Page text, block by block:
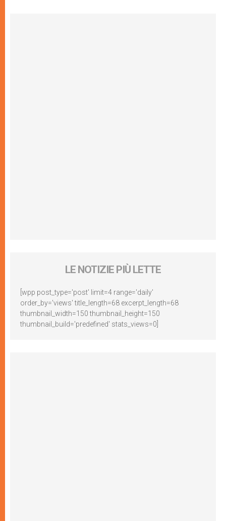
LE NOTIZIE PIÙ LETTE
[wpp post_type='post' limit=4 range='daily'
order_by='views' title_length=68 excerpt_length=68
thumbnail_width=150 thumbnail_height=150
thumbnail_build='predefined' stats_views=0]